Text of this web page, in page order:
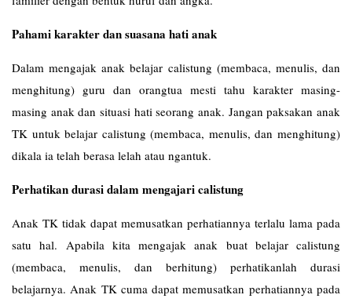
Pahami karakter dan suasana hati anak
Dalam mengajak anak belajar calistung (membaca, menulis, dan
menghitung) guru dan orangtua mesti tahu karakter masing-
masing anak dan situasi hati seorang anak. Jangan paksakan anak
TK untuk belajar calistung (membaca, menulis, dan menghitung)
dikala ia telah berasa lelah atau ngantuk.
Perhatikan durasi dalam mengajari calistung
Anak TK tidak dapat memusatkan perhatiannya terlalu lama pada
satu hal. Apabila kita mengajak anak buat belajar calistung
(membaca, menulis, dan berhitung) perhatikanlah durasi
belajarnya. Anak TK cuma dapat memusatkan perhatiannya pada